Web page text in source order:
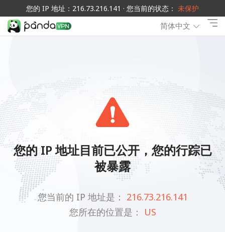
您的 IP 地址：216.73.216.141 · 您当前的状态： 未保护
简体中文
您的 IP 地址目前已公开，您的行踪已
被暴露
您当前的 IP 地址是： 216.73.216.141
您所在的位置是：
US